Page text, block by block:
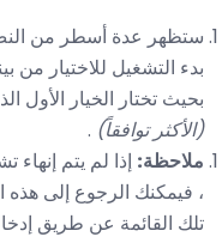
ستظهر عدة أسطر من
بدء التشغيل للاختيار من
بحيث تختار الخيار الأول
(الأكثر توافقاً) .
ملاحظة:
، فيمكنك الرجوع إلى
تلك القائمة عن طريق